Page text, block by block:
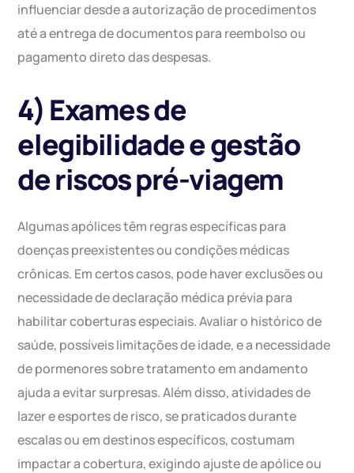
influenciar desde a autorização de procedimentos
até a entrega de documentos para reembolso ou
pagamento direto das despesas.
4) Exames de
elegibilidade e gestão
de riscos pré-viagem
Algumas apólices têm regras específicas para
doenças preexistentes ou condições médicas
crônicas. Em certos casos, pode haver exclusões ou
necessidade de declaração médica prévia para
habilitar coberturas especiais. Avaliar o histórico de
saúde, possíveis limitações de idade, e a necessidade
de pormenores sobre tratamento em andamento
ajuda a evitar surpresas. Além disso, atividades de
lazer e esportes de risco, se praticados durante
escalas ou em destinos específicos, costumam
impactar a cobertura, exigindo ajuste de apólice ou